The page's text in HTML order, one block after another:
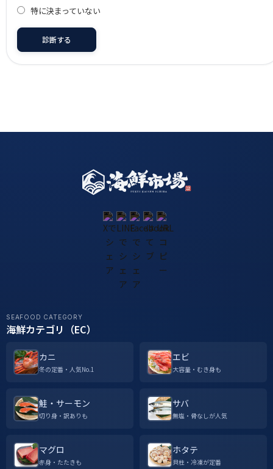
特に決まっていない
診断する
SEAFOOD CATEGORY
海鮮カテゴリ（EC）
カニ
冬の定番・人気No.1
エビ
大容量・むき身も
鮭・サーモン
切り身・訳ありも
サバ
無塩・骨なしが人気
マグロ
赤身・たたきも
ホタテ
貝柱・冷凍が定番